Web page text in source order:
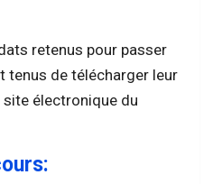
retenus pour passer
tenus de télécharger leur
électronique du